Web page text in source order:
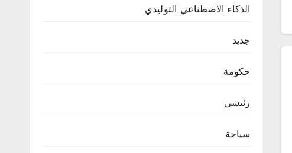
الذكاء الاصطناعي التوليدي
جديد
حكومة
رئيسي
سياحة